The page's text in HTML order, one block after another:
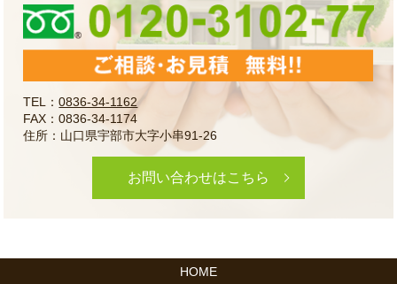
TEL：0836-34-1162
FAX：0836-34-1174
住所：山口県宇部市大字小串91-26
お問い合わせはこちら
HOME